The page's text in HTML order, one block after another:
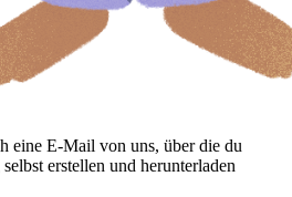
eine E-Mail von uns, über die du
erstellen und herunterladen